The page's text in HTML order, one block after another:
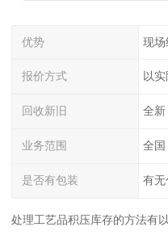
优势 现场
报价方式 以
回收新旧 全新
业务范围 全国
是否有包装 有无
处理工艺品积压库存的方法有